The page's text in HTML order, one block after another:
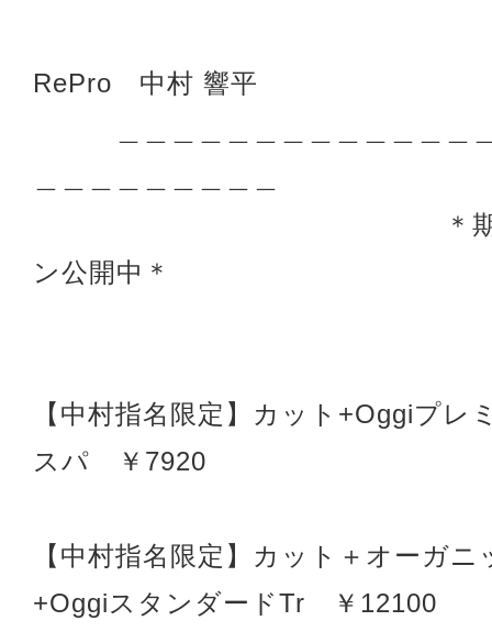
RePro 中村 響平
＊期間限定
ン公開中＊
【中村指名限定】カット+Oggiプレ
スパ ￥7920
【中村指名限定】カット＋オーガ
+OggiスタンダードTr ￥12100